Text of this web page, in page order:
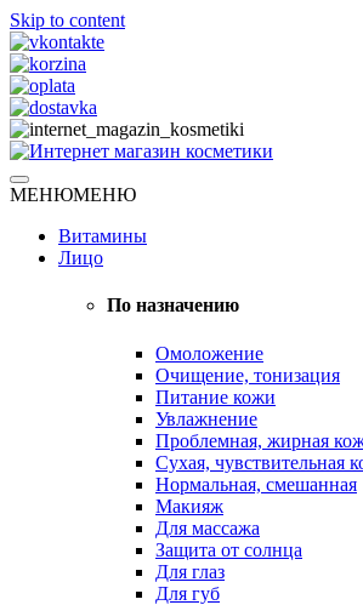
Skip to content
Интернет магазин
Натуральная косметика
МЕНЮМЕНЮ
Витамины
Лицо
По назначению
Омоложение
Очищение, тонизация
Питание кожи
Увлажнение
Проблемная, жирная
Сухая, чувствительная
Нормальная, смешанная
Макияж
Для массажа
Защита от солнца
Для глаз
Для губ